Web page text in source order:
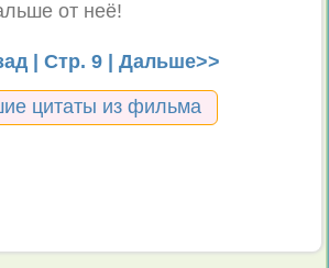
от неё!
| Стр. 9 | Дальше>>
цитаты из фильма